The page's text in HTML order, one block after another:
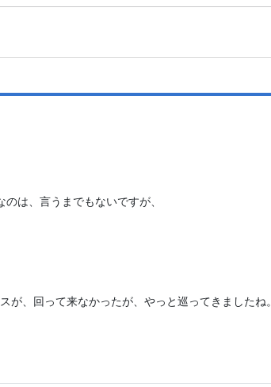
は、言うまでもないですが、
、回って来なかったが、やっと巡ってきましたね。